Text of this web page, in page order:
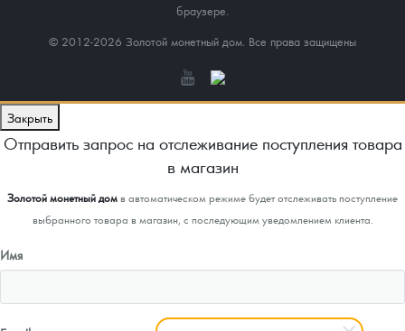
браузере.
© 2012-2026 Золотой монетный дом. Все права защищены
Закрыть
Отправить запрос на отслеживание поступления товара
в магазин
Золотой монетный домв автоматическом режиме будет отслеживать поступление
выбранного товара в магазин, с последующим уведомлением клиента.
Имя